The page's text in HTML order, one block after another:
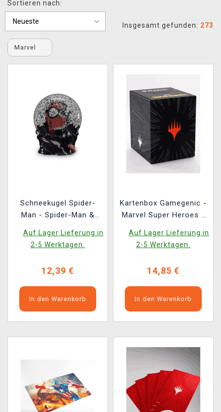
XZONE CLUB
Sortieren nach:
Insgesamt gefunden: 273
Marvel
Schneekugel Spider-
Man - Spider-Man &
Auf Lager Lieferung in
2-5 Werktagen.
12,39 €
In den Warenkorb
Kartenbox Gamegenic -
Marvel Super Heroes -
Burst Black
Auf Lager Lieferung in
2-5 Werktagen.
14,85 €
In den Warenkorb